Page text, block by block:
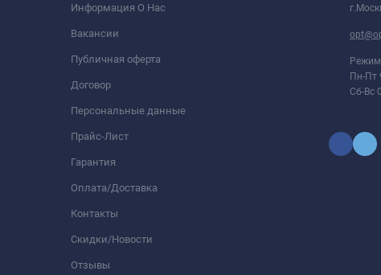
Информация О Нас
Вакансии
Публичная оферта
Договор
Персональные данные
Прайс-Лист
Гарантия
Оплата/Доставка
Контакты
Скидки/Новости
Отзывы
Пн-Пт
Сб-Вс